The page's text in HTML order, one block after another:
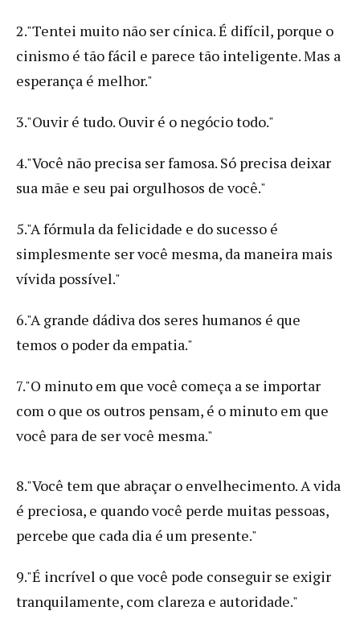
2."Tentei muito não ser cínica. É difícil, porque o
cinismo é tão fácil e parece tão inteligente. Mas a
esperança é melhor."
3."Ouvir é tudo. Ouvir é o negócio todo."
4."Você não precisa ser famosa. Só precisa deixar
sua mãe e seu pai orgulhosos de você."
5."A fórmula da felicidade e do sucesso é
simplesmente ser você mesma, da maneira mais
vívida possível."
6."A grande dádiva dos seres humanos é que
temos o poder da empatia."
7."O minuto em que você começa a se importar
com o que os outros pensam, é o minuto em que
você para de ser você mesma."
8."Você tem que abraçar o envelhecimento. A vida
é preciosa, e quando você perde muitas pessoas,
percebe que cada dia é um presente."
9."É incrível o que você pode conseguir se exigir
tranquilamente, com clareza e autoridade."